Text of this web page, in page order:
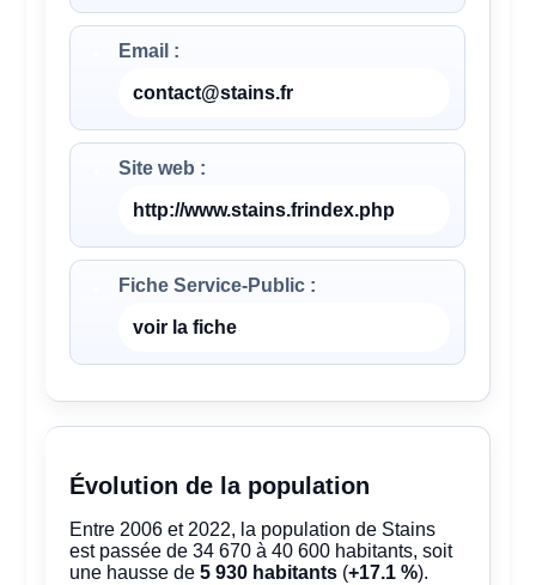
Email :
contact@stains.fr
Site web :
http://www.stains.frindex.php
Fiche Service-Public :
voir la fiche
Évolution de la population
Entre 2006 et 2022, la population de Stains
est passée de 34 670 à 40 600 habitants, soit
une hausse de5 930 habitants (+17.1 %).